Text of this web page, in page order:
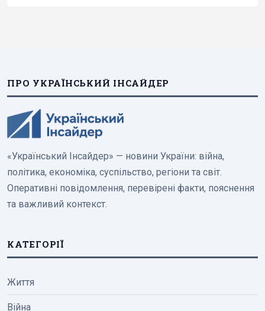
ПРО УКРАЇНСЬКИЙ ІНСАЙДЕР
«Український Інсайдер» — новини України: війна,
політика, економіка, суспільство, регіони та світ.
Оперативні повідомлення, перевірені факти, пояснення
та важливий контекст.
КАТЕГОРІЇ
Життя
Війна